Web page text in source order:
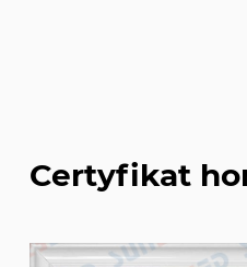
Certyfikat